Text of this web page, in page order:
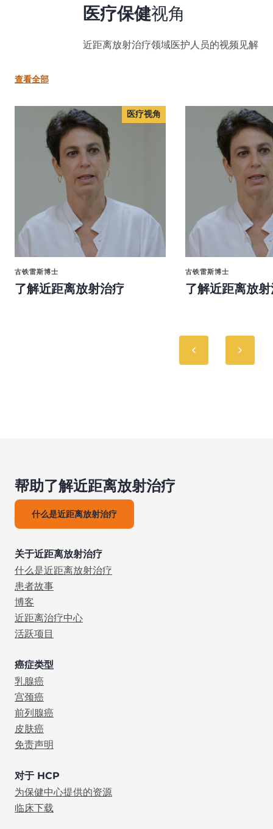
医疗保健视角
近距离放射治疗领域医护人员的视频见解
查看全部
医疗视角
医疗视角
古铁雷斯博士
了解近距离放射治疗
古铁雷斯博士
了解近距离放
帮助了解近距离放射治疗
什么是近距离放射治疗
关于近距离放射治疗
什么是近距离放射治疗
患者故事
博客
近距离治疗中心
活跃项目
癌症类型
乳腺癌
宫颈癌
前列腺癌
皮肤癌
免责声明
对于 HCP
为保健中心提供的资源
临床下载